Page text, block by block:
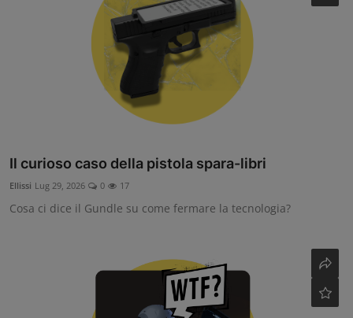
Il curioso caso della pistola spara-libri
Ellissi Lug 29, 2026 0 17
Cosa ci dice il Gundle su come fermare la tecnologia?